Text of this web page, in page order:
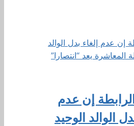
إن عدم
الوالد الوحيد